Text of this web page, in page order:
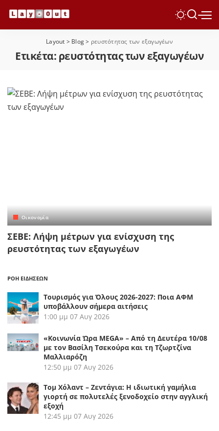
Layout > Blog> ρευστότητας των εξαγωγέων
Ετικέτα: ρευστότητας των εξαγωγέων
Οικονομία
ΣΕΒΕ: Λήψη μέτρων για ενίσχυση της
ρευστότητας των εξαγωγέων
ΡΟΗ ΕΙΔΗΣΕΩΝ
Τουρισμός για Όλους 2026-2027: Ποια ΑΦΜ
υποβάλλουν σήμερα αιτήσεις
1:00 μμ 07 Αυγ 2026
«Κοινωνία Ώρα MEGA» – Από τη Δευτέρα 10/08
με τον Βασίλη Τσεκούρα και τη Τζωρτζίνα
Μαλλιαρόζη
12:50 μμ 07 Αυγ 2026
Τομ Χόλαντ – Ζεντάγια: Η ιδιωτική γαμήλια
γιορτή σε πολυτελές ξενοδοχείο στην αγγλική
εξοχή
12:45 μμ 07 Αυγ 2026